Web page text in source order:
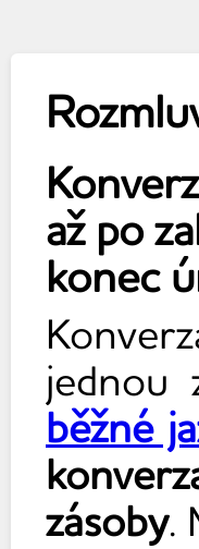
až po
konec
jednou
běžné
zásoby.